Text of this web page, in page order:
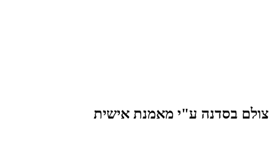
צולם בסדנה ע"י מאמנת אישית